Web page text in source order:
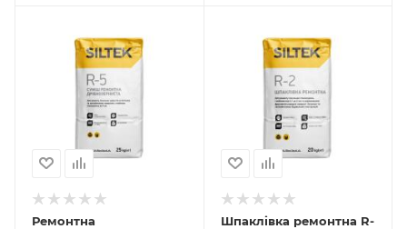
Ремонтна
Шпаклівка ремонтна R-